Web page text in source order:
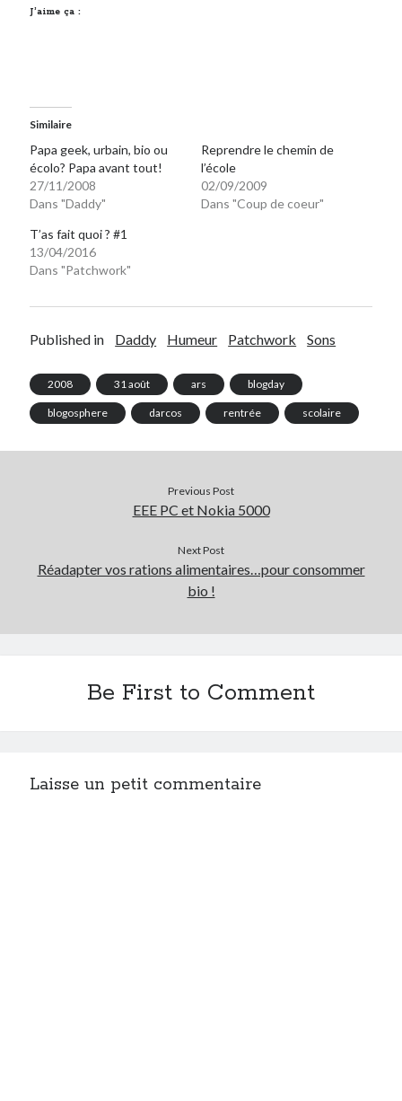
Coup de coeur
Humeur
Lectures
Lyon
Lyon à Livre Ouvert
Mini-monsieur
Non classé
Parole de Follower
Patchwork
Proust
Sorties cuculturelles
Tavukoi
Vidéos
J’aime ça :
Similaire
Papa geek, urbain, bio ou
écolo? Papa avant tout!
27/11/2008
Dans "Daddy"
Reprendre le chemin de
l’école
02/09/2009
Dans "Coup de coeur"
T’as fait quoi ? #1
13/04/2016
Dans "Patchwork"
Published in Daddy Humeur Patchwork Sons
2008 31 août ars blogday
blogosphere darcos rentrée scolaire
Previous Post
EEE PC et Nokia 5000
Next Post
Réadapter vos rations alimentaires…pour consommer
bio !
Be First to Comment
Laisse un petit commentaire